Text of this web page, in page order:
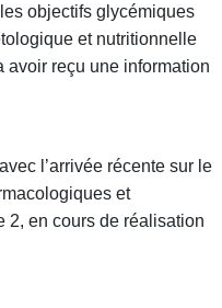
objectifs glycémiques
et nutritionnelle
avoir reçu une information
l’arrivée récente sur le
et
2, en cours de réalisation